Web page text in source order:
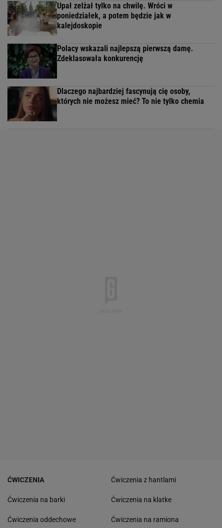
Upał zelżał tylko na chwilę. Wróci w
poniedziałek, a potem będzie jak w
kalejdoskopie
Polacy wskazali najlepszą pierwszą damę.
Zdeklasowała konkurencję
Dlaczego najbardziej fascynują cię osoby,
których nie możesz mieć? To nie tylko chemia
ĆWICZENIA
Ćwiczenia na barki
Ćwiczenia oddechowe
Ćwiczenia z hantlami
Ćwiczenia na klatke
Ćwiczenia na ramiona